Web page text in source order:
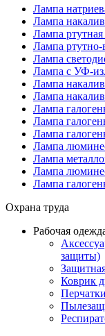
Лампа
Лампа
Лампа
Лампа ртутно-
Лампа
Лампа с УФ-
Лампа
Лампа
Лампа
Лампа
Лампа
Лампа
Лампа
Лампа
Лампа
Охрана труда
Рабочая
защиты)
Коврик